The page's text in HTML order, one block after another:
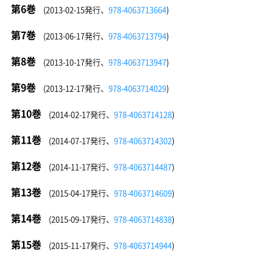
第6巻 (2013-02-15発行、 978-4063713664)
第7巻 (2013-06-17発行、 978-4063713794)
第8巻 (2013-10-17発行、 978-4063713947)
第9巻 (2013-12-17発行、 978-4063714029)
第10巻 (2014-02-17発行、 978-4063714128)
第11巻 (2014-07-17発行、 978-4063714302)
第12巻 (2014-11-17発行、 978-4063714487)
第13巻 (2015-04-17発行、 978-4063714609)
第14巻 (2015-09-17発行、 978-4063714838)
第15巻 (2015-11-17発行、 978-4063714944)